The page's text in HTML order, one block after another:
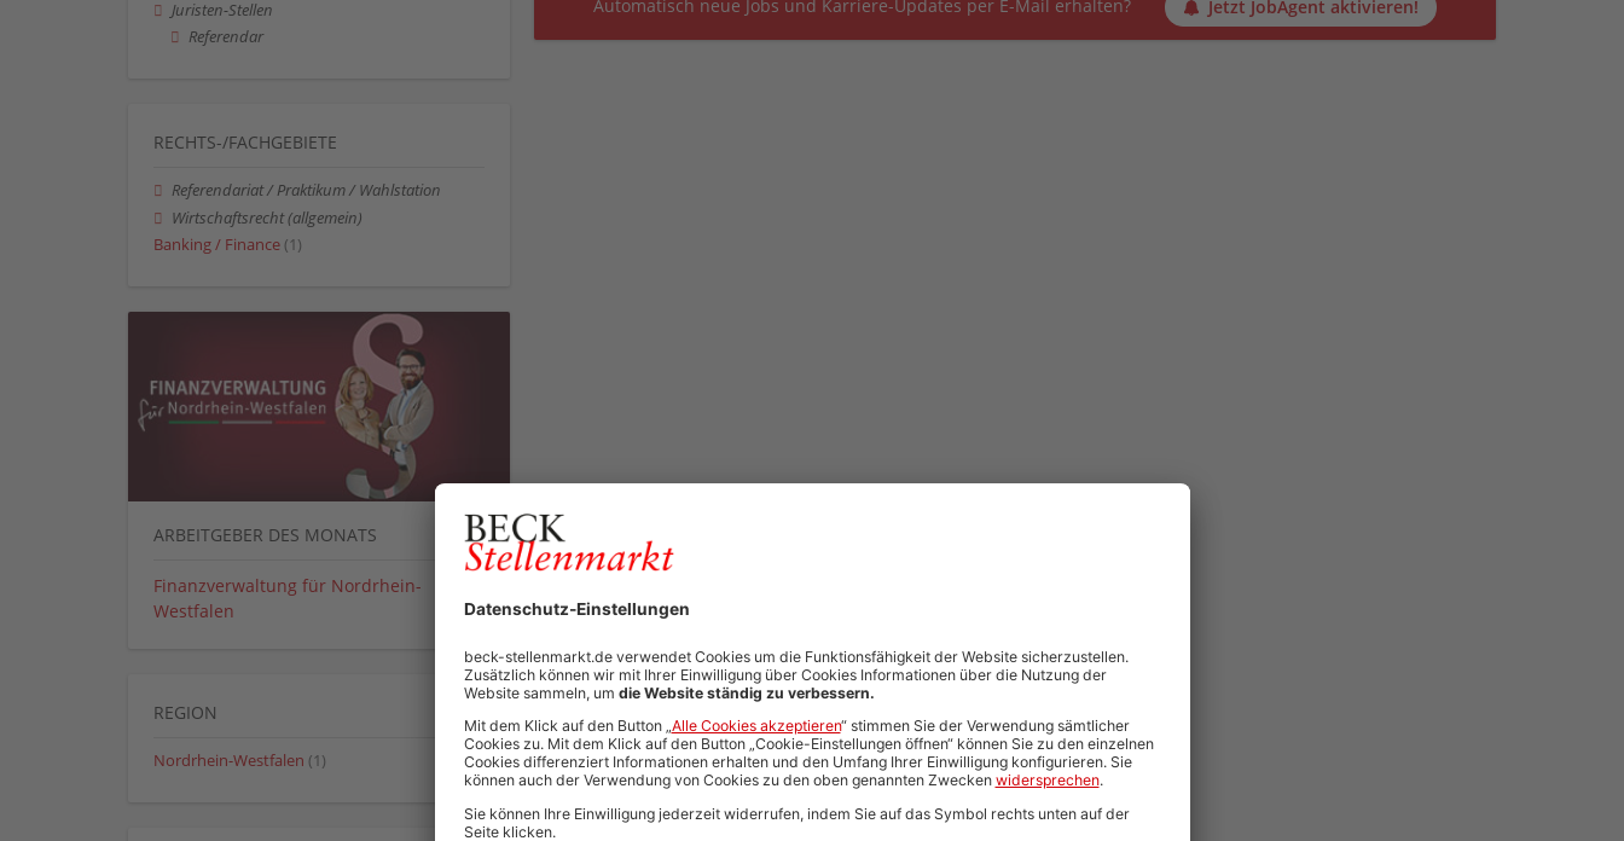
Automatisch neue Jobs und Karriere-Updates per E-Mail erhalten? Jetzt JobAgent aktivieren!
Juristen-Stellen
Referendar
RECHTS-/FACHGEBIETE
Referendariat / Praktikum / Wahlstation
Wirtschaftsrecht (allgemein)
Banking / Finance (1)
ARBEITGEBER DES MONATS
Finanzverwaltung für Nordrhein-
Westfalen
REGION
Nordrhein-Westfalen (1)